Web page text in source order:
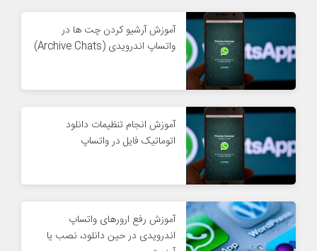
آموزش آرشیو کردن چت ها در
واتساپ اندرویدی (Archive Chats)
آموزش انجام تنظیمات دانلود
اتوماتیک فایل در واتساپ
آموزش رفع ارورهای واتساپ
اندرویدی در حین دانلود، نصب یا